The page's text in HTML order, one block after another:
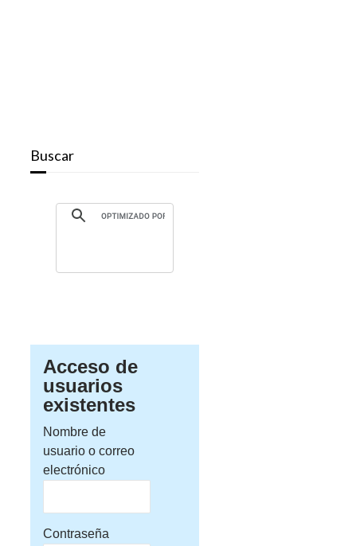
Buscar
Acceso de
usuarios
existentes
Nombre de
usuario o correo
electrónico
Contraseña